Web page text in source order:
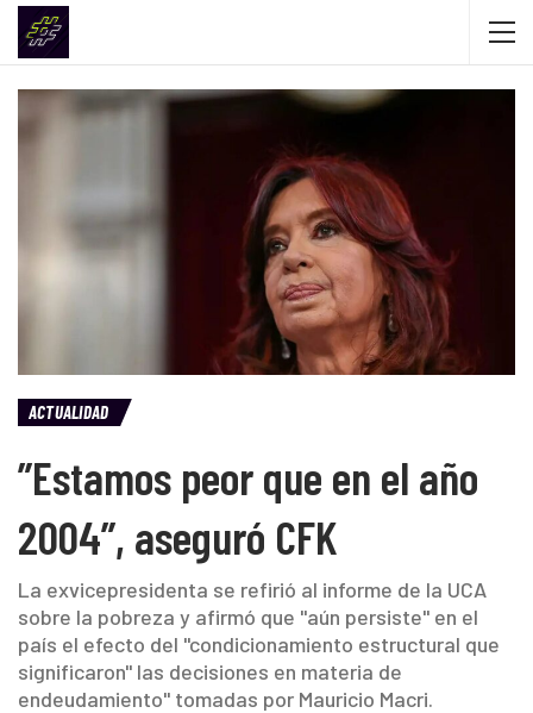
ACTUALIDAD
”Estamos peor que en el año
2004”, aseguró CFK
La exvicepresidenta se refirió al informe de la UCA
sobre la pobreza y afirmó que "aún persiste" en el
país el efecto del "condicionamiento estructural que
significaron" las decisiones en materia de
endeudamiento" tomadas por Mauricio Macri.